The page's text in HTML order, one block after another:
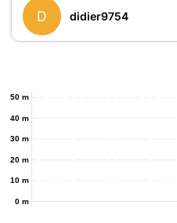
D didier9754
0 m
10 m
20 m
30 m
40 m
50 m